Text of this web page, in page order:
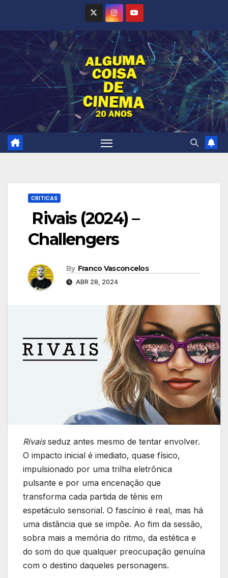
CRITICAS
Rivais (2024) –
Challengers
By Franco Vasconcelos
ABR 28, 2024
Rivaisseduz antes mesmo de tentar envolver.
O impacto inicial é imediato, quase físico,
impulsionado por uma trilha eletrônica
pulsante e por uma encenação que
transforma cada partida de tênis em
espetáculo sensorial. O fascínio é real, mas há
uma distância que se impõe. Ao fim da sessão,
sobra mais a memória do ritmo, da estética e
do som do que qualquer preocupação genuína
com o destino daqueles personagens.